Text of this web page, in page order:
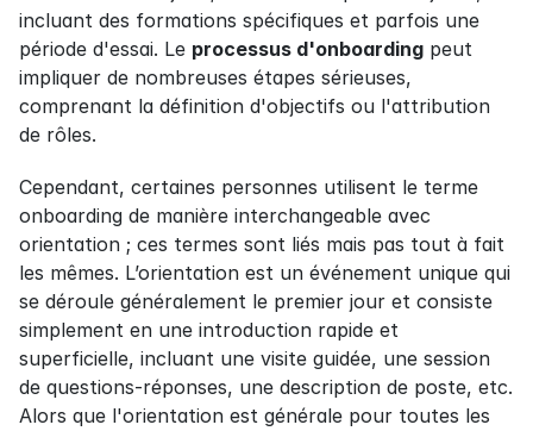
incluant des formations spécifiques et parfois une
période d'essai. Le processus d'onboarding peut
impliquer de nombreuses étapes sérieuses,
comprenant la définition d'objectifs ou l'attribution
de rôles.
Cependant, certaines personnes utilisent le terme
onboarding de manière interchangeable avec
orientation ; ces termes sont liés mais pas tout à fait
les mêmes. L’orientation est un événement unique qui
se déroule généralement le premier jour et consiste
simplement en une introduction rapide et
superficielle, incluant une visite guidée, une session
de questions-réponses, une description de poste, etc.
Alors que l'orientation est générale pour toutes les